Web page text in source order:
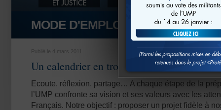
MODE D'EMPLOI
Publié le 4 mars 2011
Un calendrier en trois actes
Ecoute, réflexion, partage… A chaque étape de la
l’UMP confronte sa vision et ses valeurs avec les
Français. Notre objectif : proposer un projet fidèle à